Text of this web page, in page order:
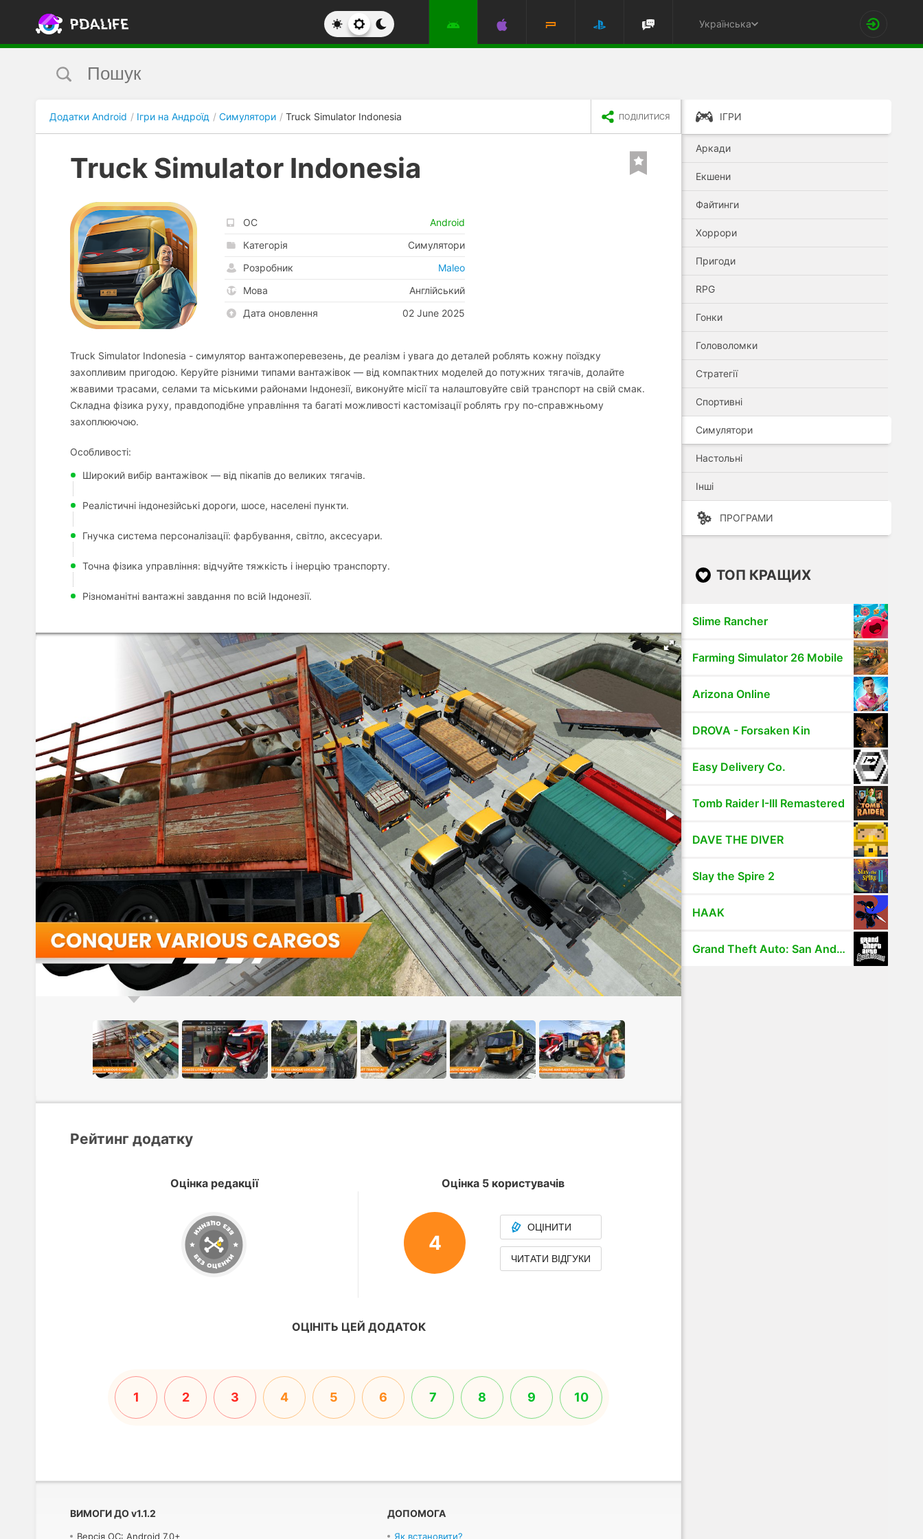
Українська
Додатки Android Ігри на Андроїд Симулятори Truck Simulator Indonesia ПОДІЛИТИСЯ
Truck Simulator Indonesia
ОС
Android
Категорія
Симулятори
Розробник
Maleo
Мова
Англійський
Дата оновлення
02 June 2025
Truck Simulator Indonesia - симулятор вантажоперевезень, де реалізм і увага до деталей роблять кожну поїздку
захопливим пригодою. Керуйте різними типами вантажівок — від компактних моделей до потужних тягачів, долайте
жвавими трасами, селами та міськими районами Індонезії, виконуйте місії та налаштовуйте свій транспорт на свій смак.
Складна фізика руху, правдоподібне управління та багаті можливості кастомізації роблять гру по-справжньому
захоплюючою.
Особливості:
Широкий вибір вантажівок — від пікапів до великих тягачів.
Реалістичні індонезійські дороги, шосе, населені пункти.
Гнучка система персоналізації: фарбування, світло, аксесуари.
Точна фізика управління: відчуйте тяжкість і інерцію транспорту.
Різноманітні вантажні завдання по всій Індонезії.
Рейтинг додатку
Оцінка редакції Оцінка 5 користувачів
4
ОЦІНИТИ
ЧИТАТИ ВІДГУКИ
ОЦІНІТЬ ЦЕЙ ДОДАТОК
1 2 3 4 5 6 7 8 9 10
ВИМОГИ ДОv1.1.2
Версія ОС: Android 7.0+
ДОПОМОГА
Як встановити?
ІГРИ
Аркади
Екшени
Файтинги
Хоррори
Пригоди
RPG
Гонки
Головоломки
Стратегії
Спортивні
Симулятори
Настольні
Інші
ПРОГРАМИ
ТОП КРАЩИХ
Slime Rancher
Farming Simulator 26 Mobile
Arizona Online
DROVA - Forsaken Kin
Easy Delivery Co.
Tomb Raider I-III Remastered
DAVE THE DIVER
Slay the Spire 2
HAAK
Grand Theft Auto: San Andreas